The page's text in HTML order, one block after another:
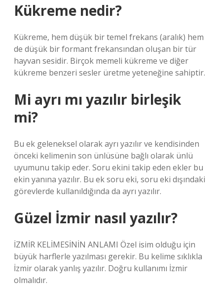
Kükreme nedir?
Kükreme, hem düşük bir temel frekans (aralık) hem
de düşük bir formant frekansından oluşan bir tür
hayvan sesidir. Birçok memeli kükreme ve diğer
kükreme benzeri sesler üretme yeteneğine sahiptir.
Mi ayrı mı yazılır birleşik
mi?
Bu ek geleneksel olarak ayrı yazılır ve kendisinden
önceki kelimenin son ünlüsüne bağlı olarak ünlü
uyumunu takip eder. Soru ekini takip eden ekler bu
ekin yanına yazılır. Bu ek soru eki, soru eki dışındaki
görevlerde kullanıldığında da ayrı yazılır.
Güzel İzmir nasıl yazılır?
İZMİR KELİMESİNİN ANLAMI Özel isim olduğu için
büyük harflerle yazılması gerekir. Bu kelime sıklıkla
İzmir olarak yanlış yazılır. Doğru kullanımı İzmir
olmalıdır.